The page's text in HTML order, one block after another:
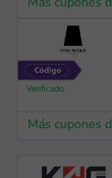
Más cupones
Más cupones